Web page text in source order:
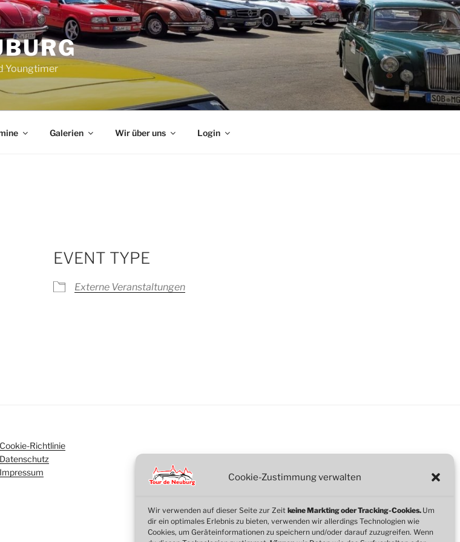
Cookie-Zustimmung verwalten
Wir verwenden auf dieser Seite zur Zeit keine Markting oder Tracking-Cookies. Um
dir ein optimales Erlebnis zu bieten, verwenden wir allerdings Technologien wie
Cookies, um Geräteinformationen zu speichern und/oder darauf zuzugreifen. Wenn
Youngtimer
Galerien Wir über uns Login
EVENT TYPE
Externe Veranstaltungen
Cookie-Richtlinie
Datenschutz
Impressum